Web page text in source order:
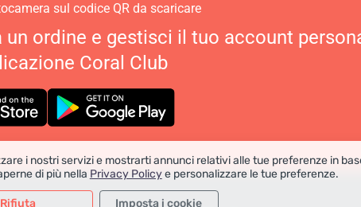
i nostri servizi e mostrarti annunci relativi alle tue preferenze in
di più nella Privacy Policye personalizzare le tue preferenze.
Rifiuta Imposta i cookie
sul codice QR da scaricare
un ordine e gestisci il tuo account
Coral Club